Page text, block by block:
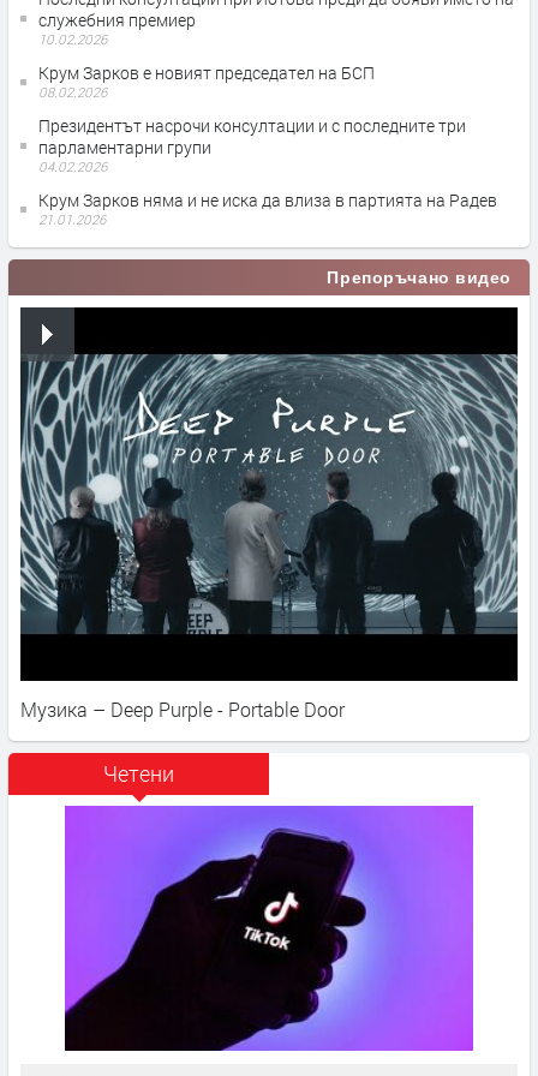
служебния премиер
10.02.2026
Крум Зарков е новият председател на БСП
08.02.2026
Президентът насрочи консултации и с последните три
парламентарни групи
04.02.2026
Крум Зарков няма и не иска да влиза в партията на Радев
21.01.2026
Препоръчано видео
Музика – Deep Purple - Portable Door
Четени